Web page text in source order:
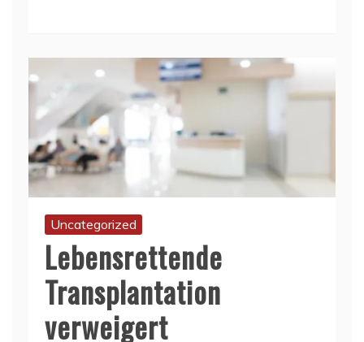
Uncategorized
Lebensrettende
Transplantation
verweigert